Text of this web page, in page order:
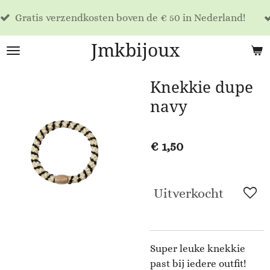
Ga
de
Jmkbijoux
boven de € 50 in Nederland!
dag
Knekkie dupe
navy
€ 1,50
Uitverkocht
Super leuke knekkie
past bij iedere outfit!